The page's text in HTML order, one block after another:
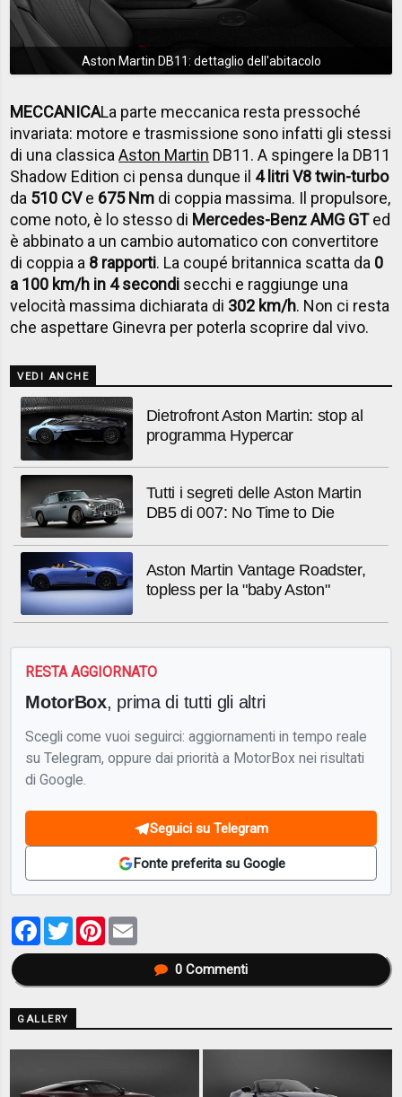
Aston Martin DB11: dettaglio dell'abitacolo
MECCANICALa parte meccanica resta pressoché
invariata: motore e trasmissione sono infatti gli stessi
di una classicaAston Martin DB11. A spingere la DB11
Shadow Edition ci pensa dunque il 4 litri V8 twin-turbo
da 510 CVe 675 Nm di coppia massima. Il propulsore,
come noto, è lo stesso di Mercedes-Benz AMG GTed
è abbinato a un cambio automatico con convertitore
di coppia a 8 rapporti. La coupé britannica scatta da 0
a 100 km/h in 4 secondi secchi e raggiunge una
velocità massima dichiarata di 302 km/h. Non ci resta
che aspettare Ginevra per poterla scoprire dal vivo.
VEDI ANCHE
Dietrofront Aston Martin: stop al
programma Hypercar
Tutti i segreti delle Aston Martin
DB5 di 007: No Time to Die
Aston Martin Vantage Roadster,
topless per la "baby Aston"
RESTA AGGIORNATO
MotorBox, prima di tutti gli altri
Scegli come vuoi seguirci: aggiornamenti in tempo reale
su Telegram, oppure dai priorità a MotorBox nei risultati
di Google.
Seguici su Telegram
Fonte preferita su Google
Facebook
TwitterPinterest
0Commenti
GALLERY